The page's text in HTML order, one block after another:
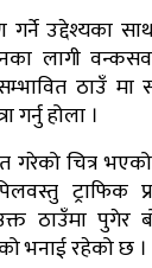
गर्ने उद्देश्यका
लागी
ठाउँ मा
गर्नु होला ।
चित्र भएको
ट्राफिक
पुगेर
भनाई रहेको छ ।